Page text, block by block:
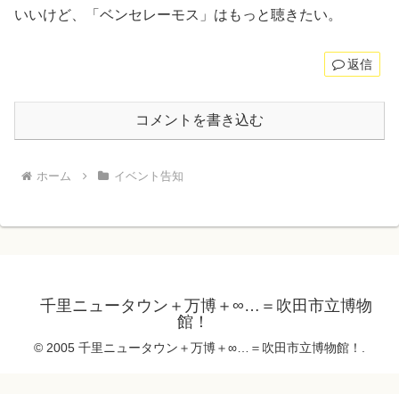
いいけど、「ベンセレーモス」はもっと聴きたい。
返信
コメントを書き込む
ホーム イベント告知
千里ニュータウン＋万博＋∞…＝吹田市立博物
館！
© 2005 千里ニュータウン＋万博＋∞…＝吹田市立博物館！.